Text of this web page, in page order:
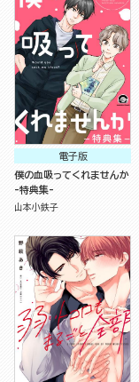
電子版
僕の血吸ってくれませんか
-特典集-
山本小鉄子